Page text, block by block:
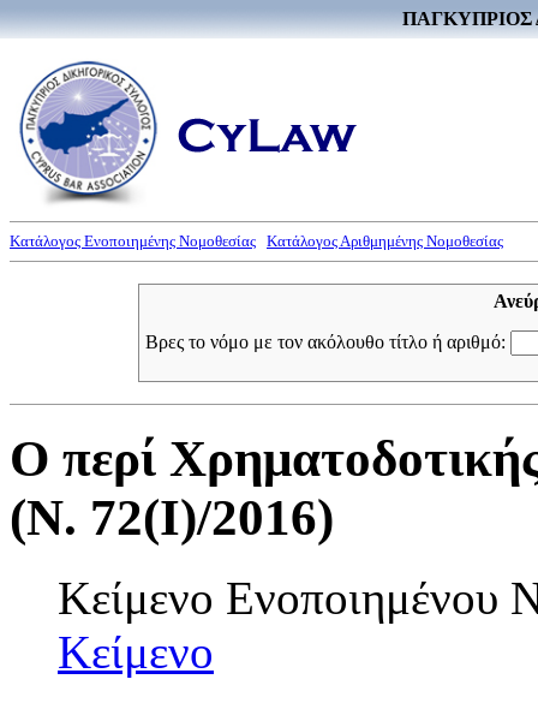
ΠΑΓΚΥΠΡΙΟΣ
Κατάλογος Ενοποιημένης Νομοθεσίας Κατάλογος Αριθμημένης Νομοθεσίας
Βρες το νόμο με τον ακόλουθο τίτλο ή αριθμό:
Ο περί
(Ν. 72(I)/2016)
Κείμενο
Κείμενο